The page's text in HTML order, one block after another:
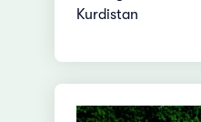
Kurdistan